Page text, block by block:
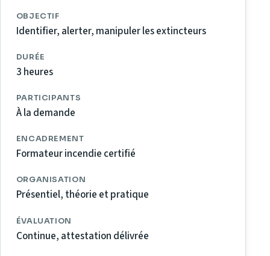
OBJECTIF
Identifier, alerter, manipuler les extincteurs
DURÉE
3 heures
PARTICIPANTS
À la demande
ENCADREMENT
Formateur incendie certifié
ORGANISATION
Présentiel, théorie et pratique
ÉVALUATION
Continue, attestation délivrée